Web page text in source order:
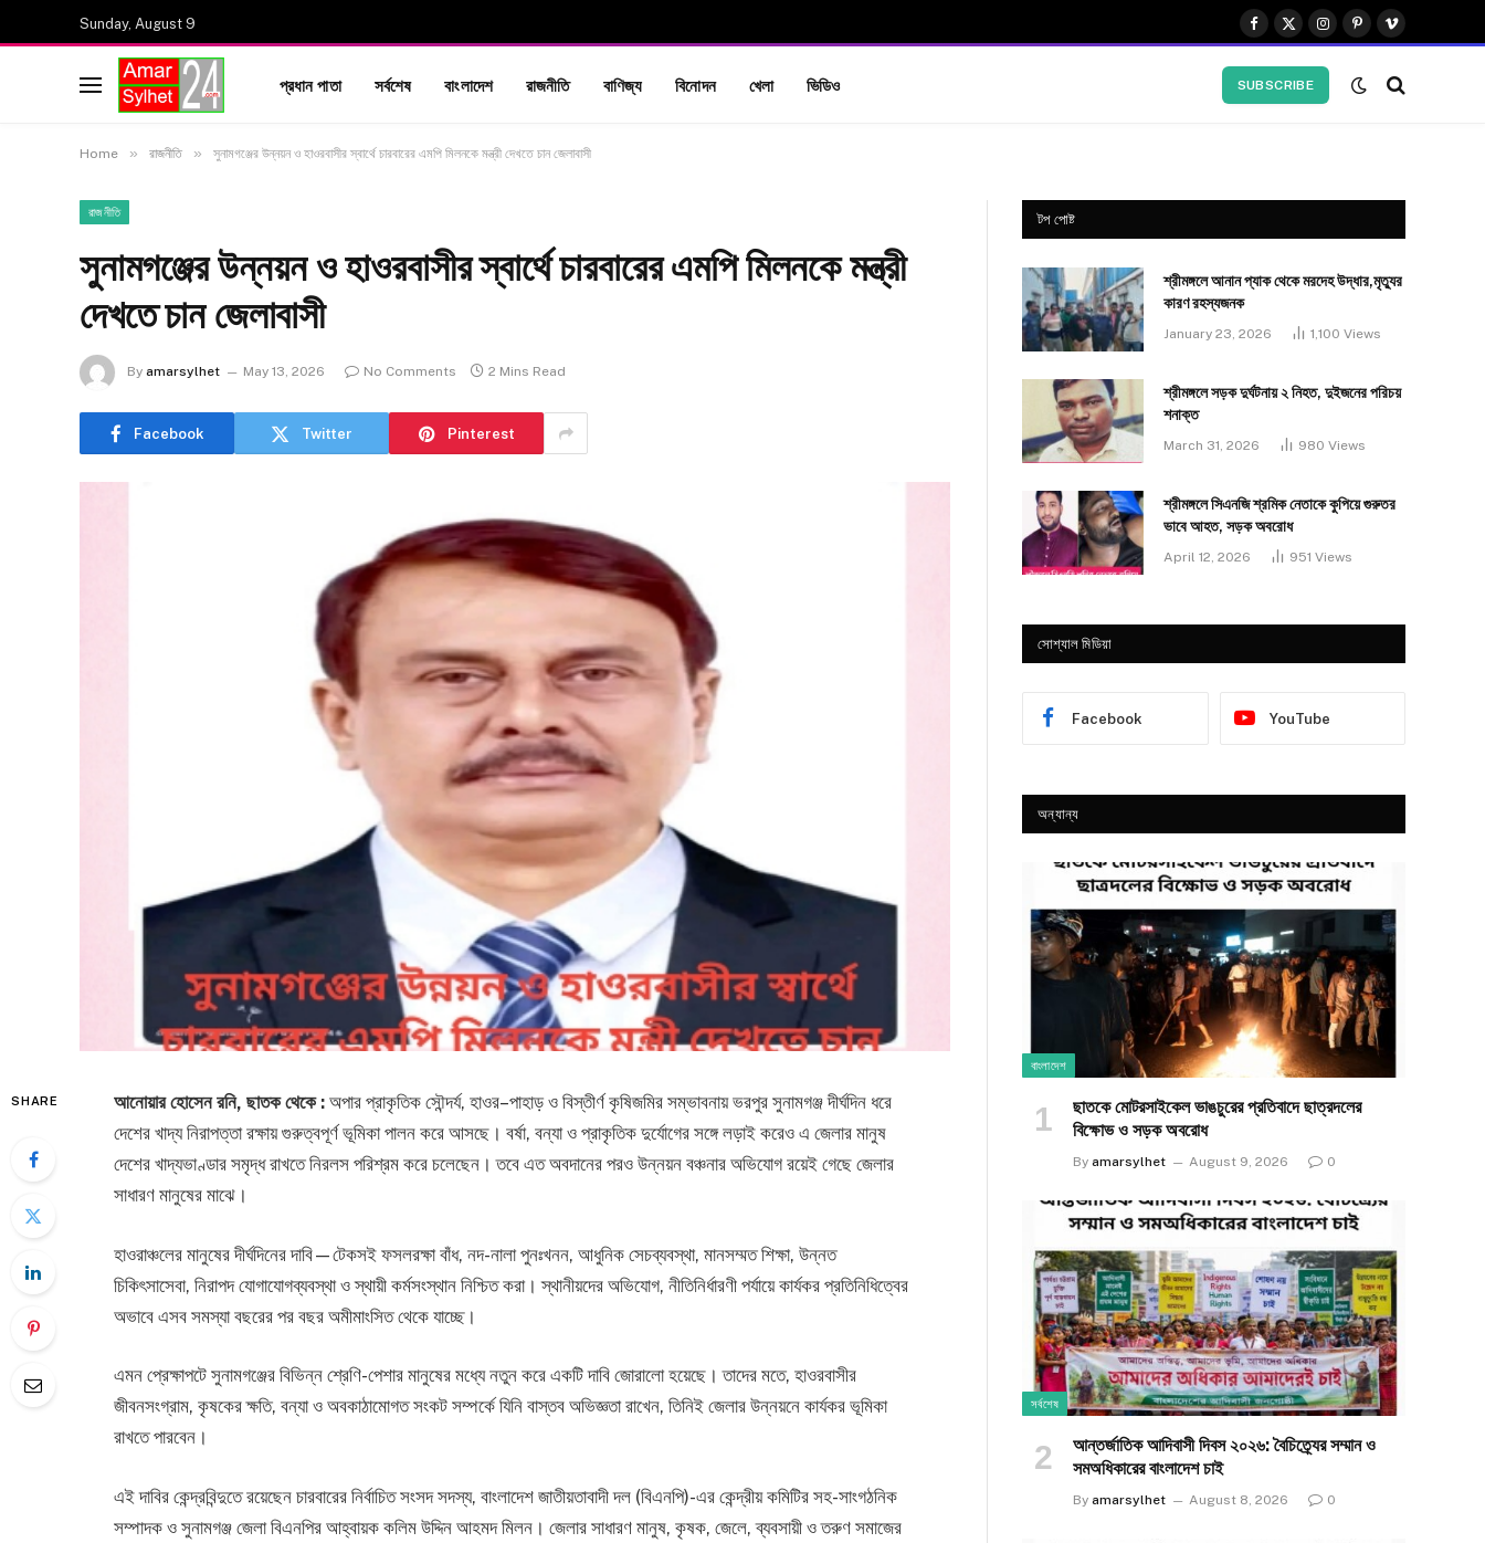
Sunday, August 9
Facebook
X
Instagram
Pinterest
Vimeo
প্রধান পাতা সর্বশেষ বাংলাদেশ রাজনীতি বাণিজ্য বিনোদন খেলা ভিডিও SUBSCRIBE
Home » রাজনীতি » সুনামগঞ্জের উন্নয়ন ও হাওরবাসীর স্বার্থে চারবারের এমপি মিলনকে মন্ত্রী দেখতে চান জেলাবাসী
রাজনীতি
সুনামগঞ্জের উন্নয়ন ও হাওরবাসীর স্বার্থে চারবারের এমপি মিলনকে মন্ত্রী
দেখতে চান জেলাবাসী
By amarsylhet May 13, 2026 No Comments 2 Mins Read
Facebook Twitter Pinterest
SHARE আনোয়ার হোসেন রনি, ছাতক থেকে : অপার প্রাকৃতিক সৌন্দর্য, হাওর–পাহাড় ও বিস্তীর্ণ কৃষিজমির সম্ভাবনায় ভরপুর সুনামগঞ্জ দীর্ঘদিন ধরে
দেশের খাদ্য নিরাপত্তা রক্ষায় গুরুত্বপূর্ণ ভূমিকা পালন করে আসছে। বর্ষা, বন্যা ও প্রাকৃতিক দুর্যোগের সঙ্গে লড়াই করেও এ জেলার মানুষ
দেশের খাদ্যভাণ্ডার সমৃদ্ধ রাখতে নিরলস পরিশ্রম করে চলেছেন। তবে এত অবদানের পরও উন্নয়ন বঞ্চনার অভিযোগ রয়েই গেছে জেলার
সাধারণ মানুষের মাঝে।
হাওরাঞ্চলের মানুষের দীর্ঘদিনের দাবি—টেকসই ফসলরক্ষা বাঁধ, নদ-নালা পুনঃখনন, আধুনিক সেচব্যবস্থা, মানসম্মত শিক্ষা, উন্নত
চিকিৎসাসেবা, নিরাপদ যোগাযোগব্যবস্থা ও স্থায়ী কর্মসংস্থান নিশ্চিত করা। স্থানীয়দের অভিযোগ, নীতিনির্ধারণী পর্যায়ে কার্যকর প্রতিনিধিত্বের
অভাবে এসব সমস্যা বছরের পর বছর অমীমাংসিত থেকে যাচ্ছে।
এমন প্রেক্ষাপটে সুনামগঞ্জের বিভিন্ন শ্রেণি-পেশার মানুষের মধ্যে নতুন করে একটি দাবি জোরালো হয়েছে। তাদের মতে, হাওরবাসীর
জীবনসংগ্রাম, কৃষকের ক্ষতি, বন্যা ও অবকাঠামোগত সংকট সম্পর্কে যিনি বাস্তব অভিজ্ঞতা রাখেন, তিনিই জেলার উন্নয়নে কার্যকর ভূমিকা
রাখতে পারবেন।
এই দাবির কেন্দ্রবিন্দুতে রয়েছেন চারবারের নির্বাচিত সংসদ সদস্য, বাংলাদেশ জাতীয়তাবাদী দল (বিএনপি)-এর কেন্দ্রীয় কমিটির সহ-সাংগঠনিক
সম্পাদক ও সুনামগঞ্জ জেলা বিএনপির আহ্বায়ক কলিম উদ্দিন আহমদ মিলন। জেলার সাধারণ মানুষ, কৃষক, জেলে, ব্যবসায়ী ও তরুণ সমাজের
টপ পোষ্ট
শ্রীমঙ্গলে আনান প্যাক থেকে মরদেহ উদ্ধার,মৃত্যুর
কারণ রহস্যজনক
January 23, 2026 1,100 Views
শ্রীমঙ্গলে সড়ক দুর্ঘটনায় ২ নিহত, দুইজনের পরিচয়
শনাক্ত
March 31, 2026 980 Views
শ্রীমঙ্গলে সিএনজি শ্রমিক নেতাকে কুপিয়ে গুরুতর
ভাবে আহত, সড়ক অবরোধ
April 12, 2026 951 Views
সোশ্যাল মিডিয়া
Facebook YouTube
অন্যান্য
বাংলাদেশ
ছাতকে মোটরসাইকেল ভাঙচুরের প্রতিবাদে ছাত্রদলের
বিক্ষোভ ও সড়ক অবরোধ
By amarsylhet August 9, 2026 0
সর্বশেষ
আন্তর্জাতিক আদিবাসী দিবস ২০২৬: বৈচিত্র্যের সম্মান ও
সমঅধিকারের বাংলাদেশ চাই
By amarsylhet August 8, 2026 0